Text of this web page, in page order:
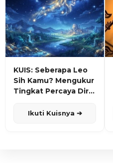
KUIS: Seberapa Leo
Sih Kamu? Mengukur
Tingkat Percaya Diri
Ikuti Kuisnya ➔